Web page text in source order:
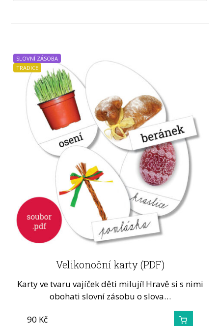
SLOVNÍ ZÁSOBA
TRADICE
Velikonoční karty (PDF)
Karty ve tvaru vajíček děti milují! Hravě si s nimi
obohati slovní zásobu o slova…
90 Kč